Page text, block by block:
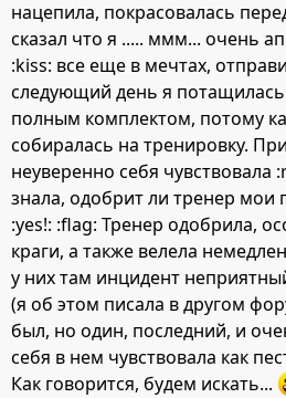
нацепила, покрасовалась
сказал что я ..... ммм... очень
:kiss: все еще в мечтах,
следующий день я потащилась
полным комплектом, потому
собиралась на тренировку.
неуверенно себя чувствовала
знала, одобрит ли тренер мои
:yes!: :flag: Тренер одобрила,
краги, а также велела
у них там инцидент
(я об этом писала в другом
был, но один, последний, и
себя в нем чувствовала как
Как говорится, будем искать...